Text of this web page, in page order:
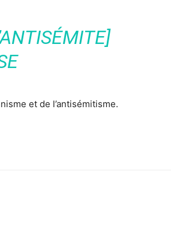
et de l’antisémitisme.